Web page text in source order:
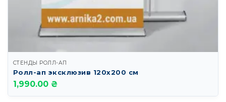
СТЕНДЫ РОЛЛ-АП
Ролл-ап эксклюзив 120х200 см
1,990.00 ₴